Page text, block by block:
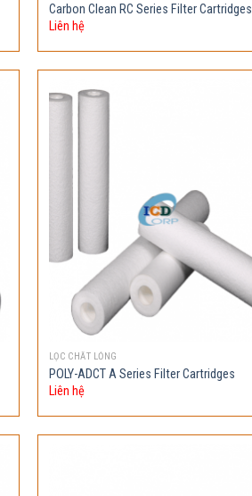
Carbon Clean RC Series Filter Cartridges
Liên hệ
LỌC CHẤT LỎNG
POLY-ADCT A Series Filter Cartridges
Liên hệ